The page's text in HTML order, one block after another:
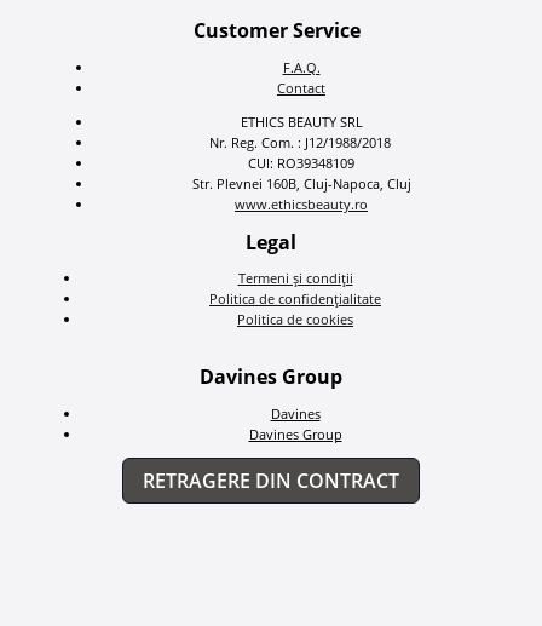
Customer Service
F.A.Q.
Contact
ETHICS BEAUTY SRL
Nr. Reg. Com. : J12/1988/2018
CUI: RO39348109
Str. Plevnei 160B, Cluj-Napoca, Cluj
www.ethicsbeauty.ro
Legal
Termeni și condiții
Politica de confidențialitate
Politica de cookies
Davines Group
Davines
Davines Group
RETRAGERE DIN CONTRACT